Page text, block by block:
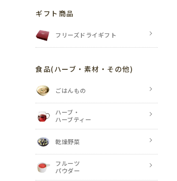
ギフト商品
フリーズドライギフト
食品(ハーブ・素材・その他)
ごはんもの
ハーブ・
ハーブティー
乾燥野菜
フルーツ
パウダー